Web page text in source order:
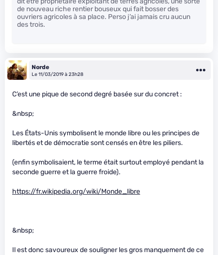
de nouveau riche rentier bouseux qui fait bosser des
ouvriers agricoles à sa place. Perso j’ai jamais cru aucun
des trois.
Norde
Le 11/03/2019 à 23h28
C’est une pique de second degré basée sur du concret :
&nbsp;
Les États-Unis symbolisent le monde libre ou les principes de
libertés et de démocratie sont censés en être les piliers.
(enfin symbolisaient, le terme était surtout employé pendant la
seconde guerre et la guerre froide).
https://fr.wikipedia.org/wiki/Monde_libre
&nbsp;
Il est donc savoureux de souligner les gros manquement de ce